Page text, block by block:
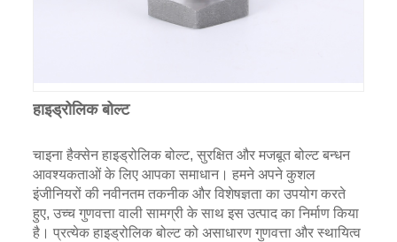
हाइड्रोलिक बोल्ट
चाइना हैक्सेन हाइड्रोलिक बोल्ट, सुरक्षित और मजबूत बोल्ट बन्धन
आवश्यकताओं के लिए आपका समाधान। हमने अपने कुशल
इंजीनियरों की नवीनतम तकनीक और विशेषज्ञता का उपयोग करते
हुए, उच्च गुणवत्ता वाली सामग्री के साथ इस उत्पाद का निर्माण किया
है। प्रत्येक हाइड्रोलिक बोल्ट को असाधारण गुणवत्ता और स्थायित्व